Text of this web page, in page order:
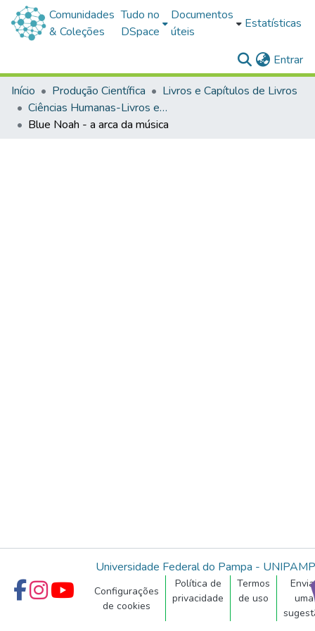
Comunidades
& Coleções
Tudo no
DSpace
Documentos
úteis
Estatísticas
Entrar
Início Produção Científica
Livros e Capítulos de Livros
Ciências Humanas-Livros e Capítulos de Livros
Blue Noah - a arca da música
Universidade Federal do Pampa -
Configurações
de cookies
Política de
privacidade
Termos
de uso
uma